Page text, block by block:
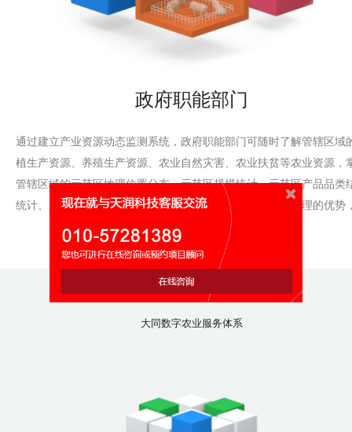
政府职能部门
通过建立产业资源动态监测系统，政府职能部门可随时了解管辖区域
植生产资源、养殖生产资源、农业自然灾害、农业扶贫等农业资源，
管辖区域的示范区地理位置分布、示范区规模统计、示范区产品品类
统计、示范区区域结构统计信息。以信息化促进农业资源管理的优势
动管理的科学化、规范化和精细化。
大同数字农业服务体系